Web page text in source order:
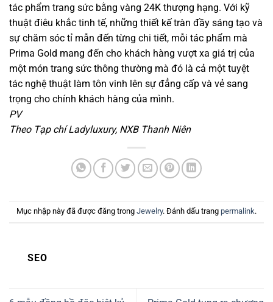
tác phẩm trang sức bằng vàng 24K thượng hạng. Với kỹ
thuật điêu khắc tinh tế, những thiết kế tràn đầy sáng tạo và
sự chăm sóc tỉ mẫn đến từng chi tiết, mỗi tác phẩm mà
Prima Gold mang đến cho khách hàng vượt xa giá trị của
một món trang sức thông thường mà đó là cả một tuyệt
tác nghệ thuật làm tôn vinh lên sự đẳng cấp và vẻ sang
trọng cho chính khách hàng của mình.
PV
Theo Tạp chí Ladyluxury, NXB Thanh Niên
Mục nhập này đã được đăng trong Jewelry. Đánh dấu trang permalink.
SEO